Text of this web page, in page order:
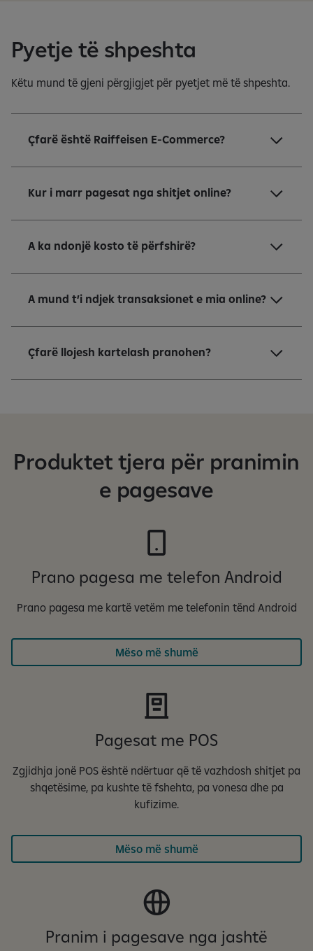
Pyetje të shpeshta
Këtu mund të gjeni përgjigjet për pyetjet më të shpeshta.
Çfarë është Raiffeisen E-Commerce?
Kur i marr pagesat nga shitjet online?
A ka ndonjë kosto të përfshirë?
A mund t’i ndjek transaksionet e mia online?
Çfarë llojesh kartelash pranohen?
Produktet tjera për pranimin
e pagesave
Prano pagesa me telefon Android
Prano pagesa me kartë vetëm me telefonin tënd Android
Mëso më shumë
Pagesat me POS
Zgjidhja jonë POS është ndërtuar që të vazhdosh shitjet pa
shqetësime, pa kushte të fshehta, pa vonesa dhe pa
kufizime.
Mëso më shumë
Pranim i pagesave nga jashtë